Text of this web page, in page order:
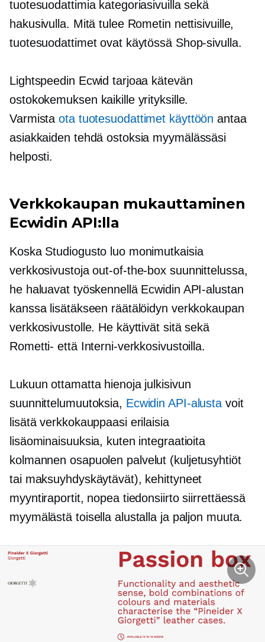
tuotesuodattimia kategoriasivuilla sekä
hakusivulla. Mitä tulee Rometin nettisivuille,
tuotesuodattimet ovat käytössä Shop-sivulla.
Lightspeedin Ecwid tarjoaa kätevän
ostokokemuksen kaikille yrityksille.
Varmistaota tuotesuodattimet käyttöön antaa
asiakkaiden tehdä ostoksia myymälässäsi
helposti.
Verkkokaupan mukauttaminen
Ecwidin API:lla
Koska Studiogusto luo monimutkaisia ​​
verkkosivustojaout-of-the-box suunnittelussa,
he haluavat työskennellä Ecwidin API-alustan
kanssa lisätäkseen räätälöidyn verkkokaupan
verkkosivustolle. He käyttivät sitä sekä
Rometti- että Interni-verkkosivustoilla.
Lukuun ottamatta hienoja julkisivun
suunnittelumuutoksia, Ecwidin API-alusta voit
lisätä verkkokauppaasi erilaisia ​​
lisäominaisuuksia, kuten integraatioita
kolmannen osapuolen palvelut (kuljetusyhtiöt
tai maksuyhdyskäytävät), kehittyneet
myyntiraportit, nopea tiedonsiirto siirrettäessä
myymälästä toisella alustalla ja paljon muuta.